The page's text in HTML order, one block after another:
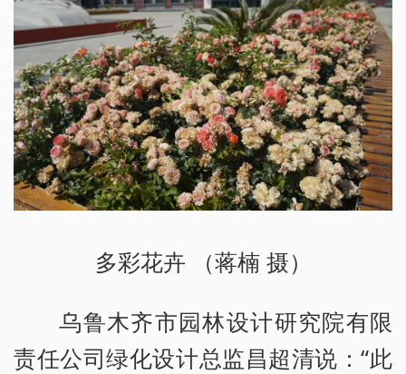
多彩花卉 （蒋楠 摄）
乌鲁木齐市园林设计研究院有限
责任公司绿化设计总监昌超清说：“此